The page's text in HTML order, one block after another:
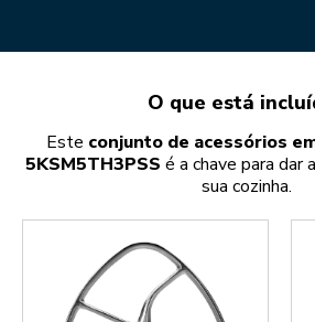
O que está
Este conjunto de acessórios
5KSM5TH3PSS é a chave para dar
sua cozinha.